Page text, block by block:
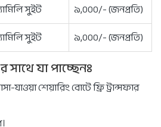
সুইট
৯,০০০/- (জনপ্রতি)
সুইট ৯,০০০/- (জনপ্রতি)
যা পাচ্ছেনঃ
যাওয়া শেয়ারিং বোটে ফ্রি ট্রান্সফার